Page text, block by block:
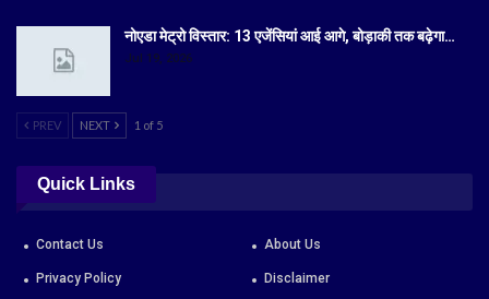
नोएडा मेट्रो विस्तार: 13 एजेंसियां आई आगे, बोड़ाकी तक बढ़ेगा…
Jul 19, 2026
PREV NEXT 1 of 5
Quick Links
Contact Us About Us
Privacy Policy Disclaimer